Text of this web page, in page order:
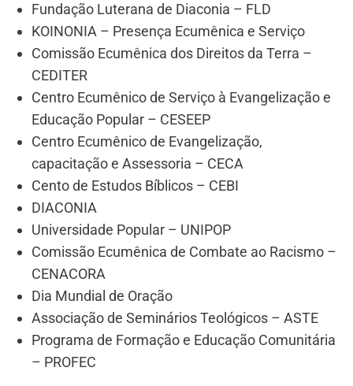
Fundação Luterana de Diaconia – FLD
KOINONIA – Presença Ecumênica e Serviço
Comissão Ecumênica dos Direitos da Terra –
CEDITER
Centro Ecumênico de Serviço à Evangelização e
Educação Popular – CESEEP
Centro Ecumênico de Evangelização,
capacitação e Assessoria – CECA
Cento de Estudos Bíblicos – CEBI
DIACONIA
Universidade Popular – UNIPOP
Comissão Ecumênica de Combate ao Racismo –
CENACORA
Dia Mundial de Oração
Associação de Seminários Teológicos – ASTE
Programa de Formação e Educação Comunitária
– PROFEC